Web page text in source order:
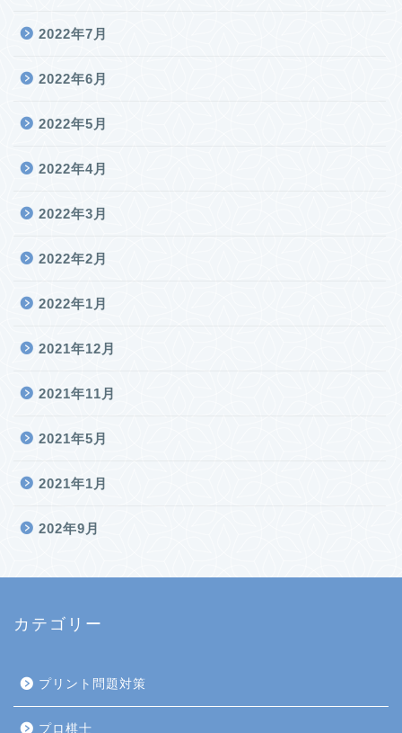
2022年7月
2022年6月
2022年5月
2022年4月
2022年3月
2022年2月
2022年1月
2021年12月
2021年11月
2021年5月
2021年1月
202年9月
カテゴリー
プリント問題対策
プロ棋士